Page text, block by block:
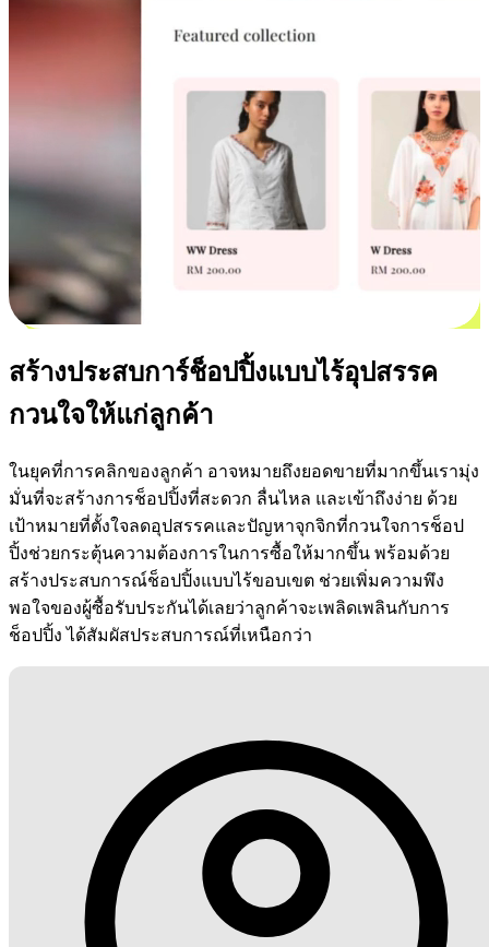
สร้างประสบการ์ช็อปปิ้งแบบไร้อุปสรรค
กวนใจให้แก่ลูกค้า
ในยุคที่การคลิกของลูกค้า อาจหมายถึงยอดขายที่มากขึ้นเรามุ่ง
มั่นที่จะสร้างการช็อปปิ้งที่สะดวก ลื่นไหล และเข้าถึงง่าย ด้วย
เป้าหมายที่ตั้งใจลดอุปสรรคและปัญหาจุกจิกที่กวนใจการช็อป
ปิ้งช่วยกระตุ้นความต้องการในการซื้อให้มากขึ้น พร้อมด้วย
สร้างประสบการณ์ช็อปปิ้งแบบไร้ขอบเขต ช่วยเพิ่มความพึง
พอใจของผู้ซื้อรับประกันได้เลยว่าลูกค้าจะเพลิดเพลินกับการ
ช็อปปิ้ง ได้สัมผัสประสบการณ์ที่เหนือกว่า